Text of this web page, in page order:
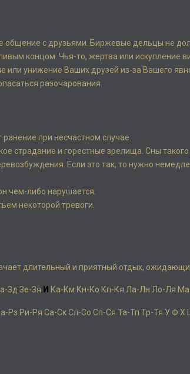
общение с друзьями. Биржевые дельцы не
концом. Чья-то, жертва или искупление
унижение Ваших друзей из-за Вашего
разочарования.
при несчастном случае.
страдание и горестные зрелища. Сны
Если это так, то нужно
чем-либо нарушается.
некоторой тревоги.
длительный и приятный отдых,
Зд Зе-Зя И Ка-Км Кн-Ко Кп-Кя Ла-Лн Ло-Ля
Рз Ри-Ря Са-Ск Сл-Со Сп-Ся Та-Тп Тр-Тя У Ф Х